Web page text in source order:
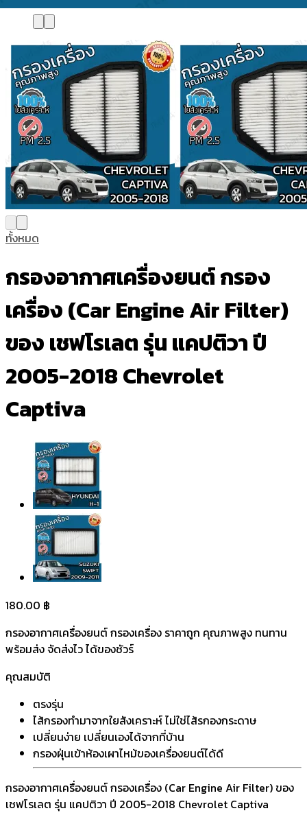
ทั้งหมด
กรองอากาศเครื่องยนต์ กรอง
เครื่อง (Car Engine Air Filter)
ของ เชฟโรเลต รุ่น แคปติวา ปี
2005-2018 Chevrolet
Captiva
180.00 ฿
กรองอากาศเครื่องยนต์ กรองเครื่อง ราคาถูก คุณภาพสูง ทนทาน
พร้อมส่ง จัดส่งไว ได้ของชัวร์
คุณสมบัติ
ตรงรุ่น
ไส้กรองทำมาจากใยสังเคราะห์ ไม่ใช่ไส้รกองกระดาษ
เปลี่ยนง่าย เปลี่ยนเองได้จากที่บ้าน
กรองฝุ่นเข้าห้องเผาไหม้ของเครื่องยนต์ได้ดี
กรองอากาศเครื่องยนต์ กรองเครื่อง (Car Engine Air Filter) ของ
เชฟโรเลต รุ่น แคปติวา ปี 2005-2018 Chevrolet Captiva